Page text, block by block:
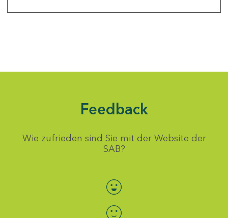
Feedback
Wie zufrieden sind Sie mit der Website der
SAB?
Bewertung auswählen